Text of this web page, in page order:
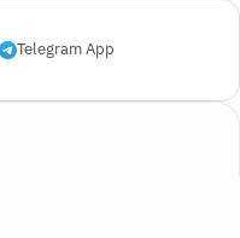
Telegram App